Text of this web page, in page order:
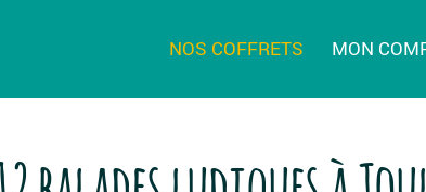
NOS COFFRETS MON